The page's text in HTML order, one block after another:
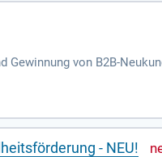
von B2B-
sowie
- NEU!